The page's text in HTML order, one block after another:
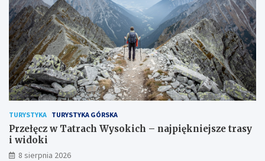
TURYSTYKA TURYSTYKA GÓRSKA
Przełęcz w Tatrach Wysokich – najpiękniejsze trasy
i widoki
8 sierpnia 2026